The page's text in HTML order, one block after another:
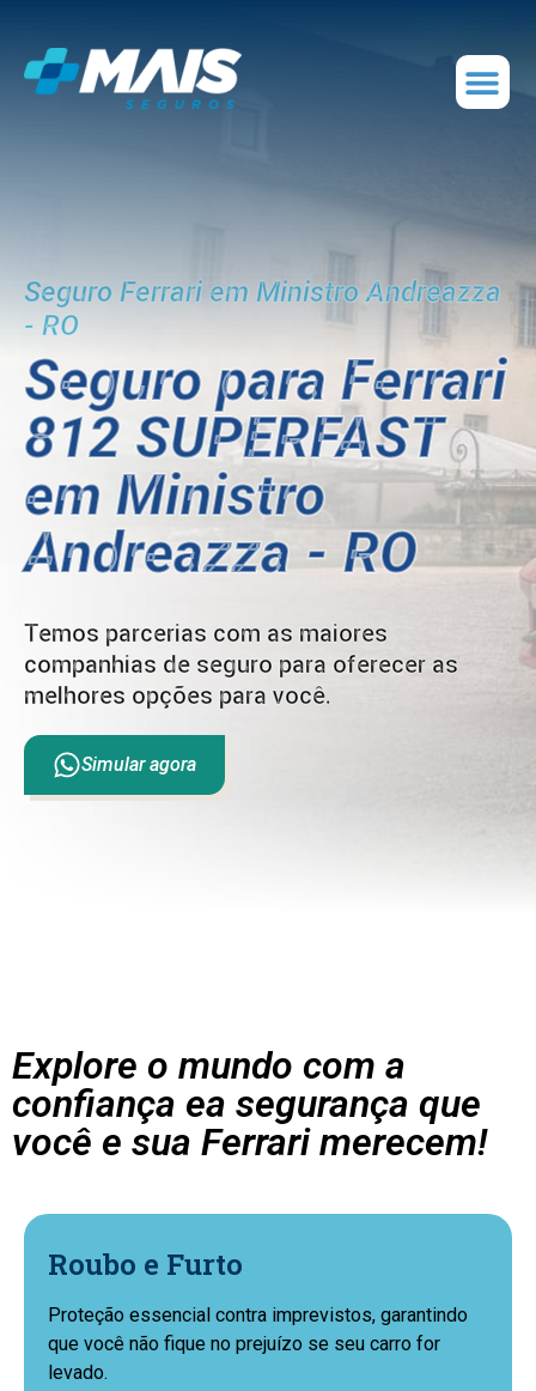
Seguro Ferrari em Ministro Andreazza
- RO
Seguro para Ferrari
812 SUPERFAST
em Ministro
Andreazza - RO
Temos parcerias com as maiores
companhias de seguro para oferecer as
melhores opções para você.
Simular agora
Explore o mundo com a
confiança ea segurança que
você e sua Ferrari merecem!
Roubo e Furto
Proteção essencial contra imprevistos, garantindo
que você não fique no prejuízo se seu carro for
levado.